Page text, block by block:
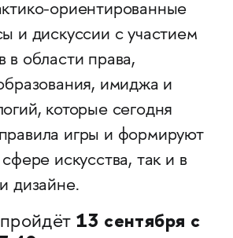
ориентированные
и дискуссии с участием
в области права,
имиджа и
которые сегодня
игры и формируют
искусства, так и в
дизайне.
13 сентября с